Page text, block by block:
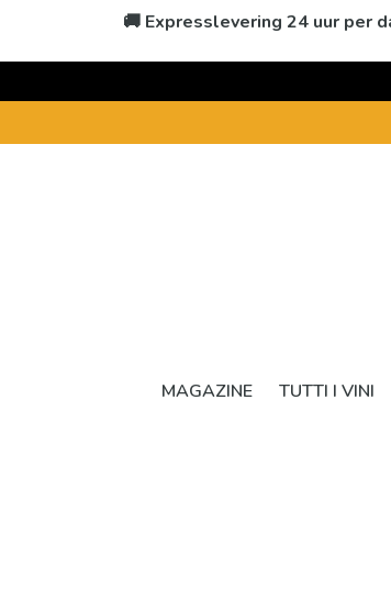
🚚 Expresslevering 24 uur per
MAGAZINE TUTTI I VINI